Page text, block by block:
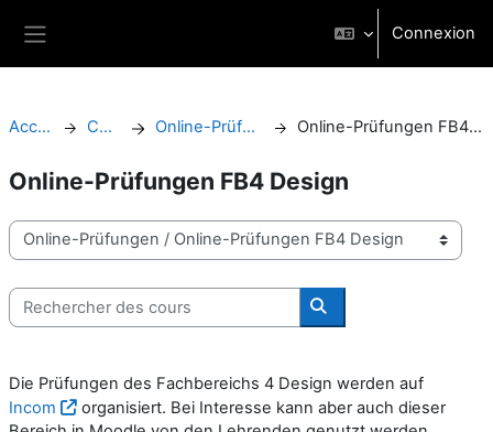
Connexion
Accueil Cours Online-Prüfungen Online-Prüfungen FB4 Design
Online-Prüfungen FB4 Design
Catégories de cours
Rechercher des cours
Rechercher des cours
Die Prüfungen des Fachbereichs 4 Design werden auf
Incom
organisiert. Bei Interesse kann aber auch dieser